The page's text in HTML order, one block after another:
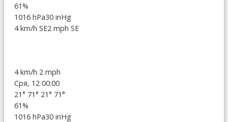
61%
1016 hPa30 inHg
4 km/h SE2 mph SE
4 km/h 2 mph
Сря, 12 00:00
21° 71° 21° 71°
61%
1016 hPa30 inHg